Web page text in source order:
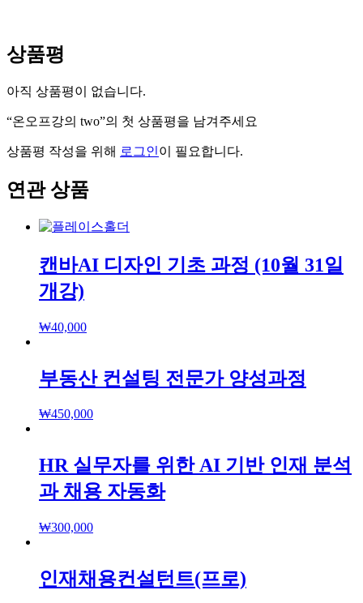
상품평
아직 상품평이 없습니다.
“온오프강의 two”의 첫 상품평을 남겨주세요
상품평 작성을 위해 로그인이 필요합니다.
연관 상품
캔바AI 디자인 기초 과정 (10월 31일
개강)
₩40,000
부동산 컨설팅 전문가 양성과정
₩450,000
HR 실무자를 위한 AI 기반 인재 분석
과 채용 자동화
₩300,000
인재채용컨설턴트(프로)